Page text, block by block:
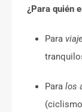
¿Para quién
Para
Para los